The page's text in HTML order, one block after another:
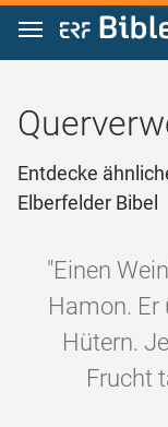
Zum Inhalt springen
Entdecke
Elberfelder Bibel
"Einen
Hamon. Er
Hütern.
Frucht